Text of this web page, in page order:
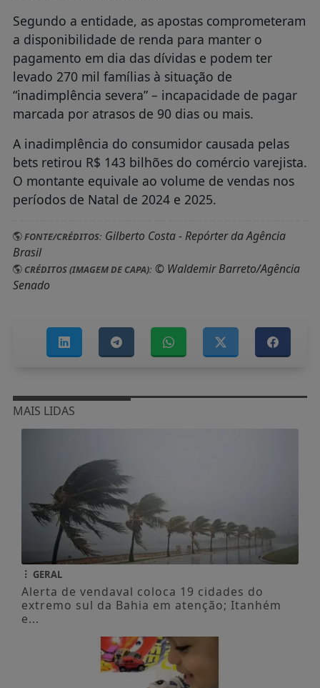
Segundo a entidade, as apostas comprometeram
a disponibilidade de renda para manter o
pagamento em dia das dívidas e podem ter
levado 270 mil famílias à situação de
“inadimplência severa” – incapacidade de pagar
marcada por atrasos de 90 dias ou mais.
A inadimplência do consumidor causada pelas
bets retirou R$ 143 bilhões do comércio varejista.
O montante equivale ao volume de vendas nos
períodos de Natal de 2024 e 2025.
FONTE/CRÉDITOS:Gilberto Costa - Repórter da Agência
Brasil
CRÉDITOS (IMAGEM DE CAPA):© Waldemir Barreto/Agência
Senado
MAIS LIDAS
GERAL
Alerta de vendaval coloca 19 cidades do
extremo sul da Bahia em atenção; Itanhém
e...